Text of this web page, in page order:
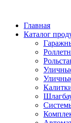
Главная
Каталог